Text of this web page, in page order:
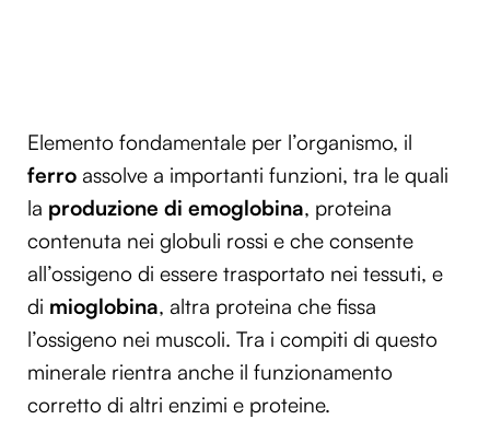
Elemento fondamentale per l’organismo, il
ferro assolve a importanti funzioni, tra le quali
la produzione di emoglobina, proteina
contenuta nei globuli rossi e che consente
all’ossigeno di essere trasportato nei tessuti, e
di mioglobina, altra proteina che fissa
l’ossigeno nei muscoli. Tra i compiti di questo
minerale rientra anche il funzionamento
corretto di altri enzimi e proteine.